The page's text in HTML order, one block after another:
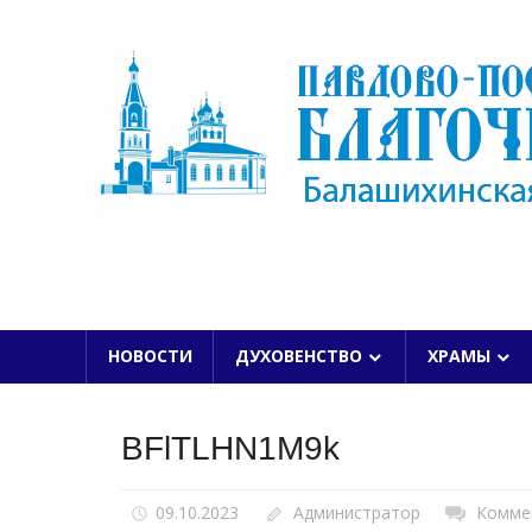
НОВОСТИ ДУХОВЕНСТВО ХРАМЫ
BFlTLHN1M9k
09.10.2023 Администратор